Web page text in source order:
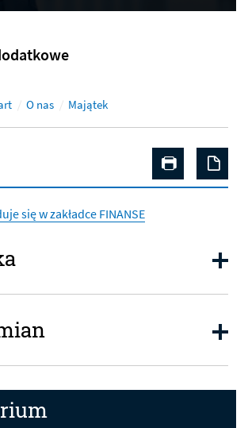
O nas Majątek
Drukuj
się w zakładce FINANSE